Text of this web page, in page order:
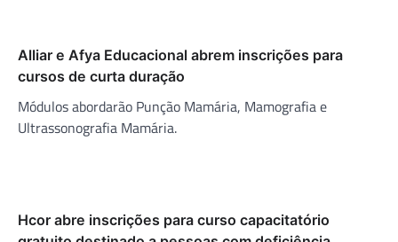
Alliar e Afya Educacional abrem inscrições para
cursos de curta duração
Módulos abordarão Punção Mamária, Mamografia e
Ultrassonografia Mamária.
Hcor abre inscrições para curso capacitatório